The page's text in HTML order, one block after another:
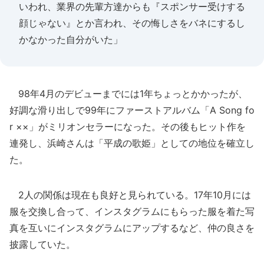
いわれ、業界の先輩方達からも『スポンサー受けする
顔じゃない』とか言われ、その悔しさをバネにするし
かなかった自分がいた」
98年4月のデビューまでには1年ちょっとかかったが、
好調な滑り出しで99年にファーストアルバム「A Song fo
r ××」がミリオンセラーになった。その後もヒット作を
連発し、浜崎さんは「平成の歌姫」としての地位を確立し
た。
2人の関係は現在も良好と見られている。17年10月には
服を交換し合って、インスタグラムにもらった服を着た写
真を互いにインスタグラムにアップするなど、仲の良さを
披露していた。